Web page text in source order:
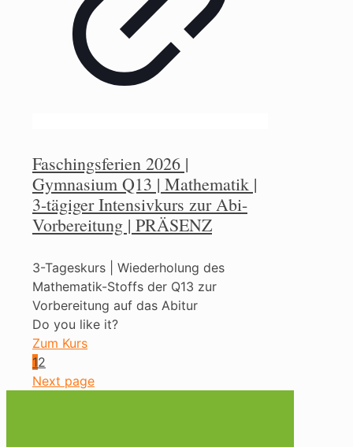
Faschingsferien 2026 |
Gymnasium Q13 | Mathematik |
3-tägiger Intensivkurs zur Abi-
Vorbereitung | PRÄSENZ
3-Tageskurs | Wiederholung des
Mathematik-Stoffs der Q13 zur
Vorbereitung auf das Abitur
Do you like it?
Zum Kurs
12
Next page